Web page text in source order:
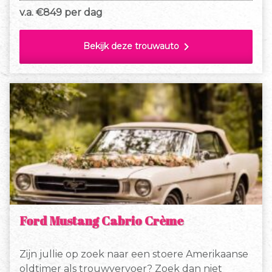
en er is voldoende ruimte voor lange mensen.
v.a. €849 per dag
Bekijk deze trouwauto chevron_right
Ford Mustang Cabrio Crème
Zijn jullie op zoek naar een stoere Amerikaanse
oldtimer als trouwvervoer? Zoek dan niet